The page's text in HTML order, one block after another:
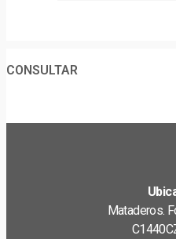
CONSULTAR
Mataderos.